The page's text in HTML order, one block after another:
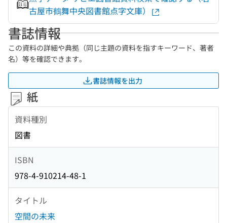
古屋市鶴舞中央図書館点字文庫）
書誌情報
この資料の詳細や典拠（同じ主題の資料を指すキーワード、著者
名）等を確認できます。
書誌情報を出力
紙
資料種別
図書
ISBN
978-4-910214-48-1
タイトル
空間の未来